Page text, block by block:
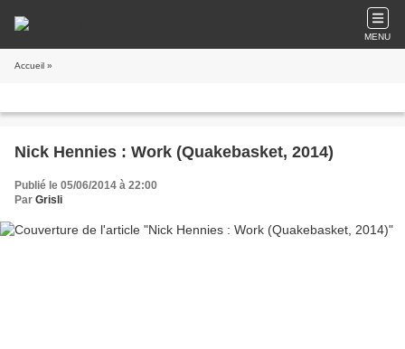
MENU
Accueil »
Nick Hennies : Work (Quakebasket, 2014)
Publié le 05/06/2014 à 22:00
Par Grisli